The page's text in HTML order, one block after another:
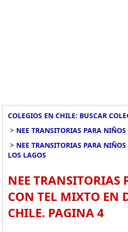
COLEGIOS EN CHILE: BUSCAR
> NEE TRANSITORIAS PARA
> NEE TRANSITORIAS PARA
LOS LAGOS
NEE TRANSITORIAS
CON TEL MIXTO EN
CHILE. PAGINA 4